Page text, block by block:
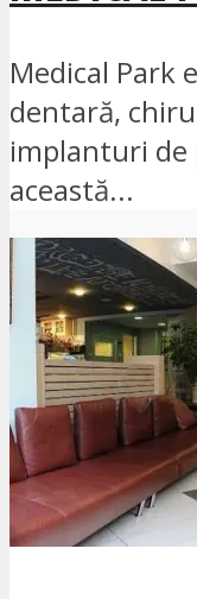
Medical Park
dentară,
implanturi de
această...